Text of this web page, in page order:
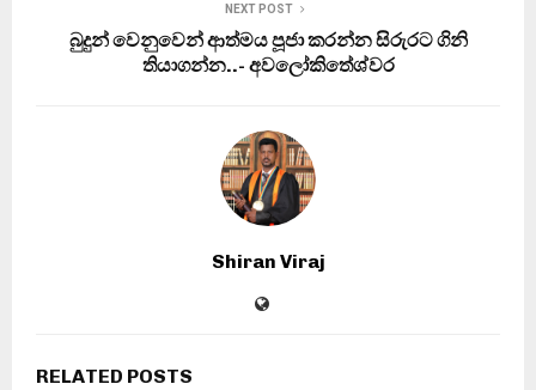
NEXT POST
බුදුන් වෙනුවෙන් ආත්මය පූජා කරන්න සිරුරට ගිනි
තියාගන්න..- අවලෝකිතේශ්වර
Shiran Viraj
RELATED POSTS